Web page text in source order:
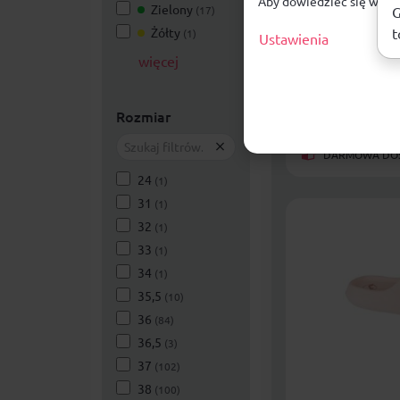
Zielony (17)
Żółty (1)
więcej
Rozmiar
24 (1)
31 (1)
32 (1)
33 (1)
34 (1)
35,5 (10)
36 (84)
36,5 (3)
37 (102)
38 (100)
Klapki Joma
SLALS2529
DARMOWA
Ustawienia